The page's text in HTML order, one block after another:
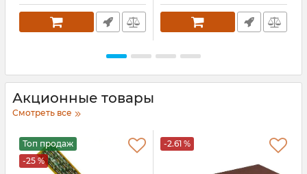
Акционные товары
Смотреть все
Топ продаж
-25 %
-2.61 %